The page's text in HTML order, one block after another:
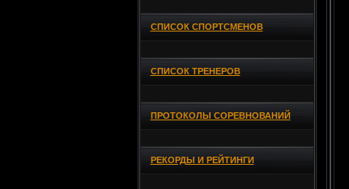
СПИСОК СПОРТСМЕНОВ
СПИСОК ТРЕНЕРОВ
ПРОТОКОЛЫ СОРЕВНОВАНИЙ
РЕКОРДЫ И РЕЙТИНГИ